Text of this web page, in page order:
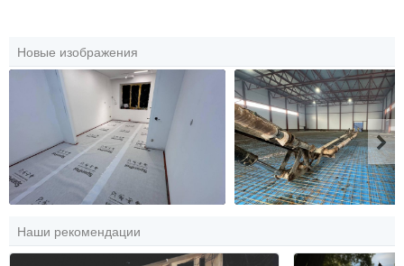
Новые изображения
Наши рекомендации